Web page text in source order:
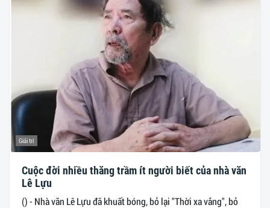
Giải trí
Cuộc đời nhiều thăng trầm ít người biết của nhà văn
Lê Lựu
() - Nhà văn Lê Lựu đã khuất bóng, bỏ lại "Thời xa vắng", bỏ